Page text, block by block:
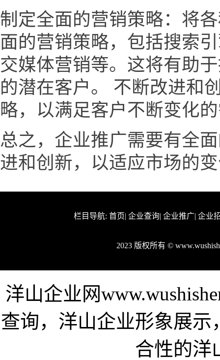
制定全面的营销策略：将
面的营销策略，包括搜索
交媒体营销等。这将有助
的潜在客户。 不断改进和
略，以满足客户不断变化
总之，企业推广需要有全
进和创新，以适应市场的
栏目导航: 首页| 企业查询| 企业推广| 企业
2023 版权所有 ©
洋山企业网
查询，洋山企业形象展
合性的洋